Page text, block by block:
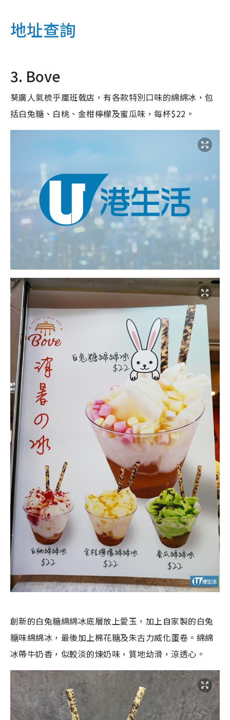
地址查詢
3. Bove
葵廣人氣梳乎厘班戟店，有各款特別口味的綿綿冰，包
括白兔糖、白桃、金柑檸檬及蜜瓜味，每杯$22。
創新的白兔糖綿綿冰底層放上愛玉，加上自家製的白兔
糖味綿綿冰，最後加上棉花糖及朱古力威化蛋卷。綿綿
冰帶牛奶香，似較淡的煉奶味，質地幼滑，涼透心。